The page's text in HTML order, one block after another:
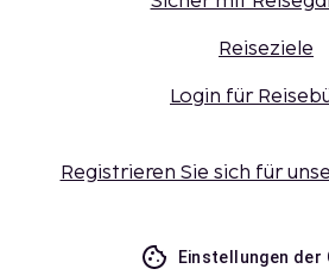
Reiseziele
Login für
Registrieren Sie sich für
Einstellungen der